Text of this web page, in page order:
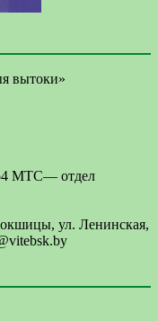
вытоки»
МТС— отдел
ул. Ленинская,